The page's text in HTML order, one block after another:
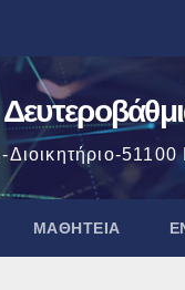
Διοικητήριο-
ΜΑΘΗΤΕΊΑ